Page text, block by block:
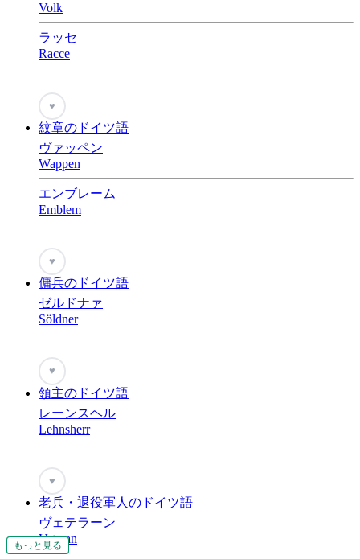
もっと見る
もっと見る
もっと見る
Volk
ラッセ
Racce
♥
紋章のドイツ語
ヴァッペン
Wappen
エンブレーム
Emblem
もっと見る
♥
傭兵のドイツ語
ゼルドナァ
Söldner
もっと見る
♥
領主のドイツ語
レーンスヘル
Lehnsherr
♥
老兵・退役軍人のドイツ語
ヴェテラーン
Veteran